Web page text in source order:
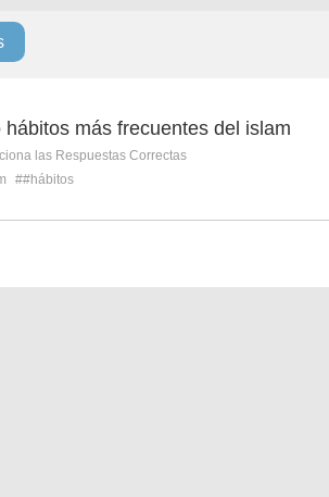
hábitos más frecuentes del islam
las Respuestas Correctas
##hábitos